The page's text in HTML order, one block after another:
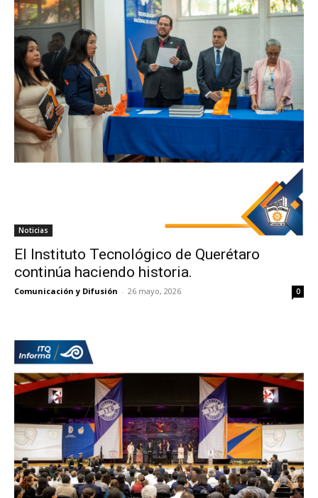
Noticias
El Instituto Tecnológico de Querétaro
continúa haciendo historia.
Comunicación y Difusión - 26 mayo, 2026 0